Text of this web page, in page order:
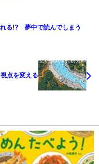
れる!? 夢中で読んでしまう
点を変える